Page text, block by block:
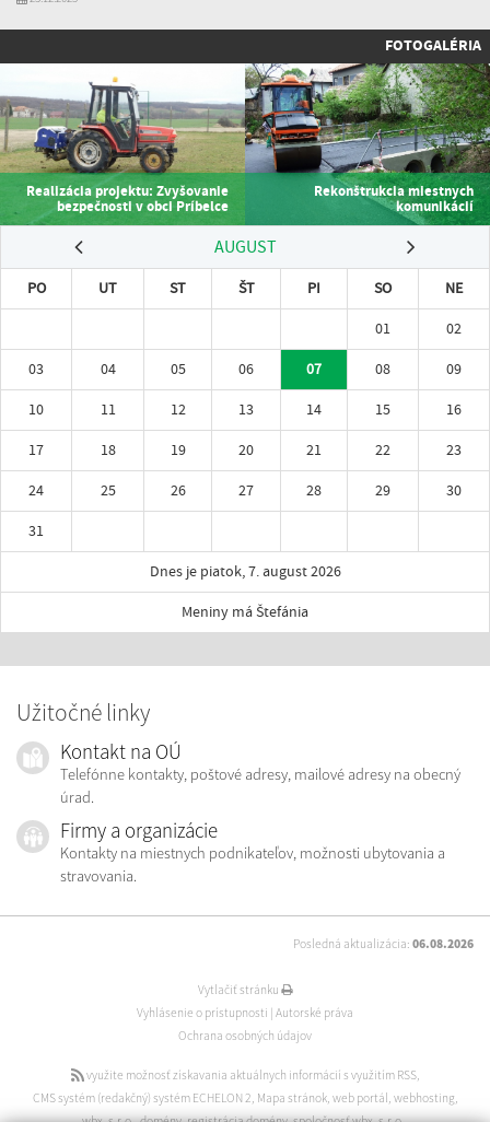
FOTOGALÉRIA
Realizácia projektu: Zvyšovanie
bezpečnosti v obci Príbelce
Rekonštrukcia miestnych
komunikácií
AUGUST
PO UT ST ŠT PI SO
NE
01
02
03
04 05 06 07 08
09
10
11 12 13 14 15
16
17
18 19 20 21 22
23
24
25 26 27 28 29
30
31
Dnes je piatok, 7. august 2026
Meniny má Štefánia
Užitočné linky
Kontakt na OÚ
Telefónne kontakty, poštové adresy, mailové adresy na obecný
úrad.
Firmy a organizácie
Kontakty na miestnych podnikateľov, možnosti ubytovania a
stravovania.
Posledná aktualizácia: 06.08.2026
Vytlačiť stránku
Vyhlásenie o prístupnosti Autorské práva
Ochrana osobných údajov
využite možnosť získavania aktuálnych informácií s využitím RSS,
CMS systém (redakčný) systém ECHELON 2, Mapa stránok, web portál , webhosting,